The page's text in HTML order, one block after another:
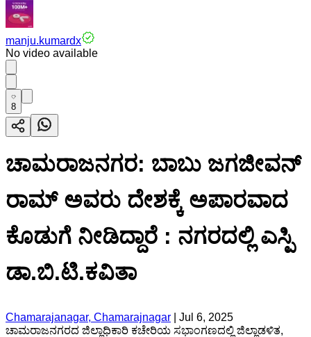
manju.kumardx
No video available
8
ಚಾಮರಾಜನಗರ: ಬಾಬು ಜಗಜೀವನ್
ರಾಮ್ ಅವರು ದೇಶಕ್ಕೆ ಅಪಾರವಾದ
ಕೊಡುಗೆ ನೀಡಿದ್ದಾರೆ : ನಗರದಲ್ಲಿ ಎಸ್ಪಿ
ಡಾ.ಬಿ.ಟಿ.ಕವಿತಾ
Chamarajanagar, Chamarajnagar
Jul 6, 2025
ಚಾಮರಾಜನಗರದ ಜಿಲ್ಲಾಧಿಕಾರಿ ಕಚೇರಿಯ ಸಭಾಂಗಣದಲ್ಲಿ ಜಿಲ್ಲಾಡಳಿತ,